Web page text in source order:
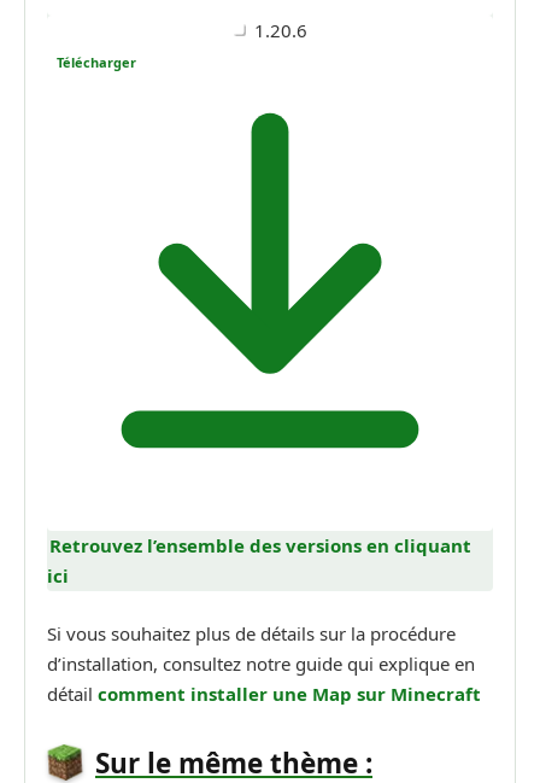
1.20.6
Télécharger
Retrouvez l’ensemble des versions en cliquant
ici
Si vous souhaitez plus de détails sur la procédure
d’installation, consultez notre guide qui explique en
détail comment installer une Map sur Minecraft
Sur le même thème :